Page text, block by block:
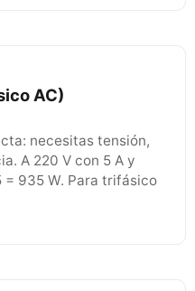
AC)
necesitas tensión,
A 220 V con 5 A y
= 935 W. Para trifásico